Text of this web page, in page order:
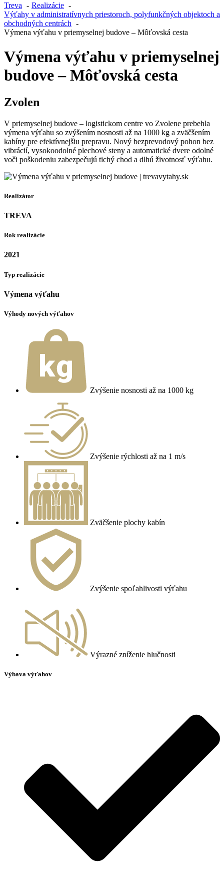
Treva
Realizácie
Výťahy v administratívnych priestoroch, polyfunkčných objektoch a
obchodných centrách
Výmena výťahu v priemyselnej budove – Môťovská cesta
Výmena výťahu v priemyselnej
budove – Môťovská cesta
Zvolen
V priemyselnej budove – logistickom centre vo Zvolene prebehla
výmena výťahu so zvýšením nosnosti až na 1000 kg a zväčšením
kabíny pre efektívnejšiu prepravu. Nový bezprevodový pohon bez
vibrácií, vysokoodolné plechové steny a automatické dvere odolné
voči poškodeniu zabezpečujú tichý chod a dlhú životnosť výťahu.
Realizátor
TREVA
Rok realizácie
2021
Typ realizácie
Výmena výťahu
Výhody nových výťahov
Zvýšenie nosnosti až na 1000 kg
Zvýšenie rýchlosti až na 1 m/s
Zväčšenie plochy kabín
Zvýšenie spoľahlivosti výťahu
Výrazné zníženie hlučnosti
Výbava výťahov